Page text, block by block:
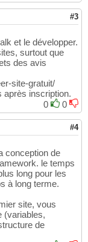
#3
et le développer.
surtout que
des avis
site-gratuit/
après inscription.
0
0
#4
conception de
le temps
long pour les
à long terme.
site, vous
(variables,
de